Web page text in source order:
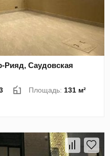
Рияд, Саудовская
Площадь:131 м²